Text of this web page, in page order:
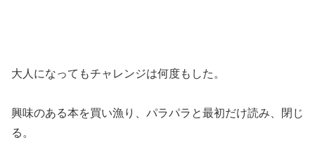
大人になってもチャレンジは何度もした。
興味のある本を買い漁り、パラパラと最初だけ読み、閉じ
る。